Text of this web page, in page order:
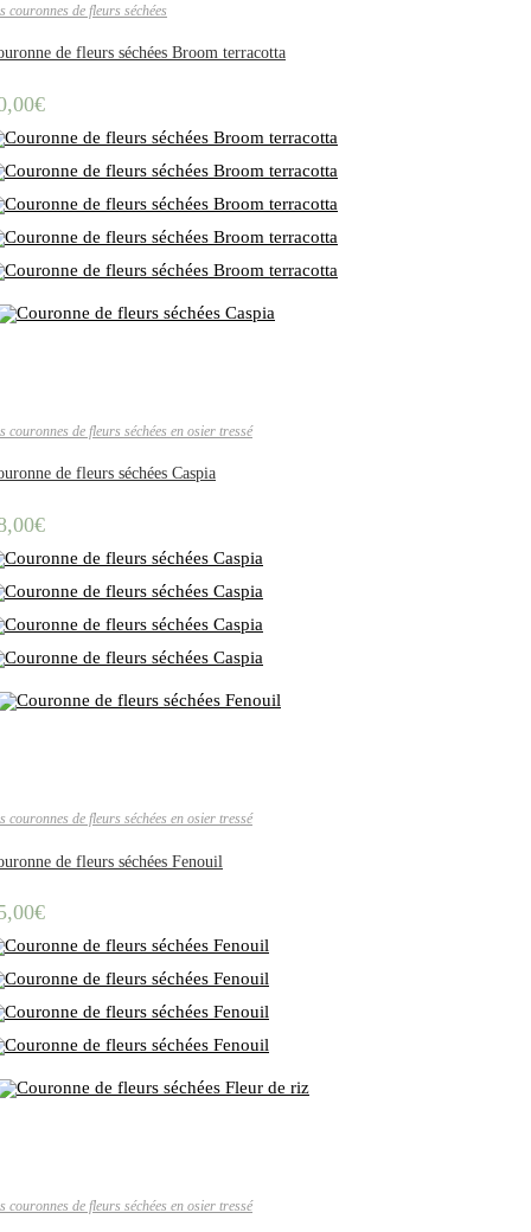
couronnes de fleurs séchées
de fleurs séchées Broom terracotta
€
couronnes de fleurs séchées en osier tressé
de fleurs séchées Caspia
€
couronnes de fleurs séchées en osier tressé
de fleurs séchées Fenouil
€
couronnes de fleurs séchées en osier tressé